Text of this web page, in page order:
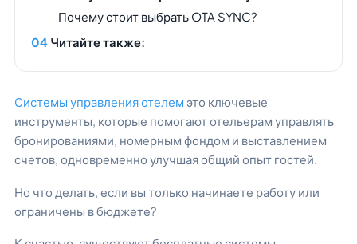
Почему стоит выбрать OTA SYNC?
Читайте также:
Системы управления отелем это ключевые
инструменты, которые помогают отельерам управлять
бронированиями, номерным фондом и выставлением
счетов, одновременно улучшая общий опыт гостей.
Но что делать, если вы только начинаете работу или
ограничены в бюджете?